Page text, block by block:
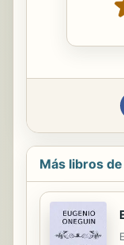
Más libros